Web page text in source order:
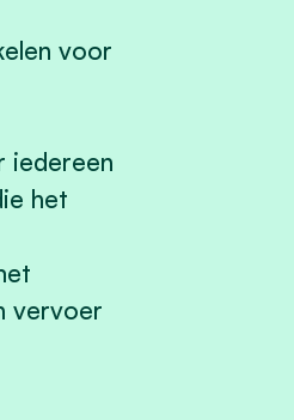
voor
iedereen
het
vervoer